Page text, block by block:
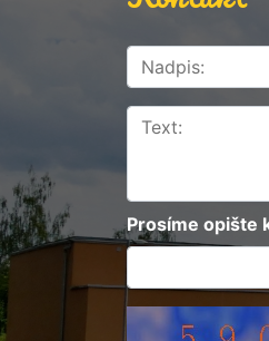
Prosíme opište